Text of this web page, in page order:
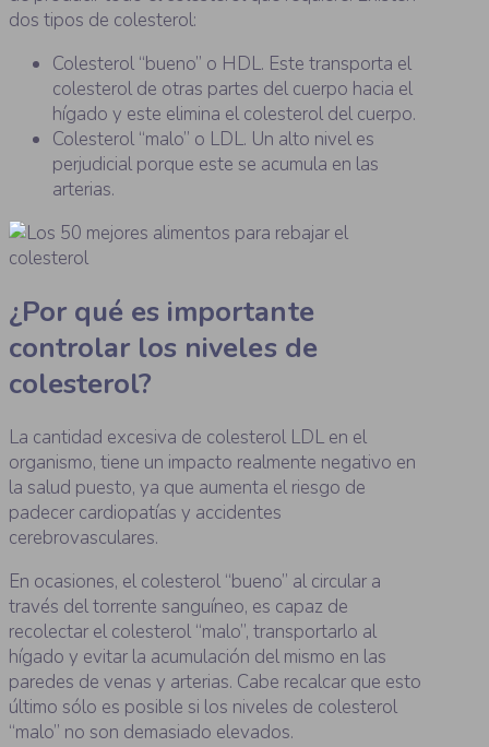
dos tipos de colesterol:
Colesterol “bueno” o HDL. Este transporta el
colesterol de otras partes del cuerpo hacia el
hígado y este elimina el colesterol del cuerpo.
Colesterol “malo” o LDL. Un alto nivel es
perjudicial porque este se acumula en las
arterias.
¿Por qué es importante
controlar los niveles de
colesterol?
La cantidad excesiva de colesterol LDL en el
organismo, tiene un impacto realmente negativo en
la salud puesto, ya que aumenta el riesgo de
padecer cardiopatías y accidentes
cerebrovasculares.
En ocasiones, el colesterol “bueno” al circular a
través del torrente sanguíneo, es capaz de
recolectar el colesterol “malo”, transportarlo al
hígado y evitar la acumulación del mismo en las
paredes de venas y arterias. Cabe recalcar que esto
último sólo es posible si los niveles de colesterol
“malo” no son demasiado elevados.